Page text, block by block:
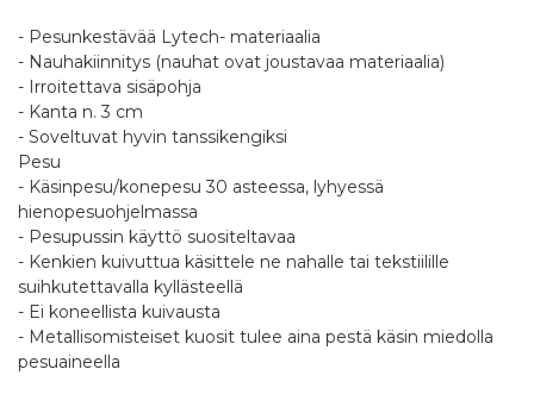
- Pesunkestävää Lytech- materiaalia
- Nauhakiinnitys (nauhat ovat joustavaa materiaalia)
- Irroitettava sisäpohja
- Kanta n. 3 cm
- Soveltuvat hyvin tanssikengiksi
Pesu
- Käsinpesu/konepesu 30 asteessa, lyhyessä
hienopesuohjelmassa
- Pesupussin käyttö suositeltavaa
- Kenkien kuivuttua käsittele ne nahalle tai tekstiilille
suihkutettavalla kyllästeellä
- Ei koneellista kuivausta
- Metallisomisteiset kuosit tulee aina pestä käsin miedolla
pesuaineella